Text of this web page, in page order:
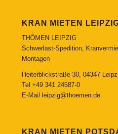
KRAN MIETEN
THÖMEN LEIPZIG
Schwerlast-Spedition,
Montagen
Heiterblickstraße 30, 04347
Tel +49 341 24587-0
E-Mail
leipzig@thoemen.de
KRAN MIETEN